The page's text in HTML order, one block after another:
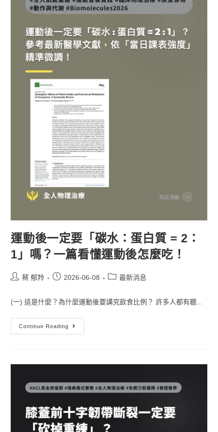
運動後一定要「碳水：蛋白質 = 2：
1」嗎？一篇看懂運動後怎麼吃！
蔡 郁羚 2026-06-08 最新消息
(一) 這是什麼？為什麼運動後要講究飲食比例？ 許多人都有聽...
Continue Reading